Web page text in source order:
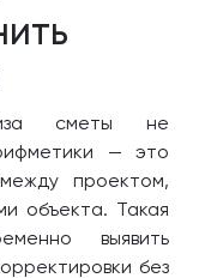
сметы не
— это
между проектом,
объекта. Такая
выявить
без